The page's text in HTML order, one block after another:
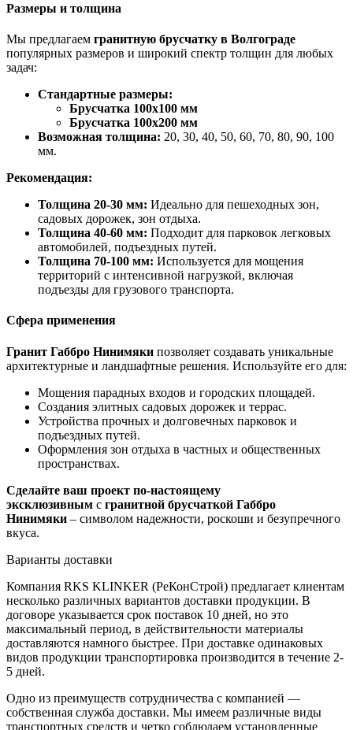
Размеры и толщина
Мы предлагаем гранитную брусчатку в Волгограде
популярных размеров и широкий спектр толщин для любых
задач:
Стандартные размеры:
Брусчатка 100х100 мм
Брусчатка 100х200 мм
Возможная толщина: 20, 30, 40, 50, 60, 70, 80, 90, 100
мм.
Рекомендация:
Толщина 20-30 мм: Идеально для пешеходных зон,
садовых дорожек, зон отдыха.
Толщина 40-60 мм: Подходит для парковок легковых
автомобилей, подъездных путей.
Толщина 70-100 мм: Используется для мощения
территорий с интенсивной нагрузкой, включая
подъезды для грузового транспорта.
Сфера применения
Гранит Габбро Нинимяки позволяет создавать уникальные
архитектурные и ландшафтные решения. Используйте его для:
Мощения парадных входов и городских площадей.
Создания элитных садовых дорожек и террас.
Устройства прочных и долговечных парковок и
подъездных путей.
Оформления зон отдыха в частных и общественных
пространствах.
Сделайте ваш проект по-настоящему
эксклюзивным с гранитной брусчаткой Габбро
Нинимяки – символом надежности, роскоши и безупречного
вкуса.
Варианты доставки
Компания RKS KLINKER (РеКонСтрой) предлагает клиентам
несколько различных вариантов доставки продукции. В
договоре указывается срок поставок 10 дней, но это
максимальный период, в действительности материалы
доставляются намного быстрее. При доставке одинаковых
видов продукции транспортировка производится в течение 2-
5 дней.
Одно из преимуществ сотрудничества с компанией —
собственная служба доставки. Мы имеем различные виды
транспортных средств и четко соблюдаем установленные